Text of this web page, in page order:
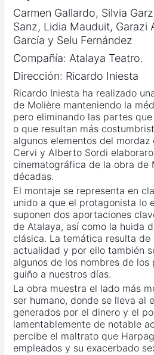
Carmen Gallardo, Silvia
Sanz, Lidia Mauduit, Garazi
García y Selu Fernández
Compañía: Atalaya Teatro.
Dirección: Ricardo Iniesta
Ricardo Iniesta ha realizado
de Molière manteniendo la
pero eliminando las partes
o que resultan más
algunos elementos del mordaz
Cervi y Alberto Sordi
cinematográfica de la obra de
décadas.
El montaje se representa en
unido a que el protagonista lo
suponen dos aportaciones
de Atalaya, así como la huida
clásica. La temática resulta de
actualidad y por ello también
algunos de los nombres de los
guiño a nuestros días.
La obra muestra el lado más
ser humano, donde se lleva al
generados por el dinero y el
lamentablemente de notable
percibe el maltrato que
empleados y su exacerbado